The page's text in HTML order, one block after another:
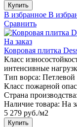
Купить
В избранное В
Сравнить
На заказ
Ковровая плитка
Класс
интенсивные
Тип ворса: Петлевой
Класс пожарной
Страна производства:
Наличие товара: На
5 279 руб./м2
Купить